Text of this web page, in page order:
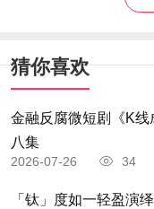
猜你喜欢
金融反腐微短剧《K线
八集
2026-07-26 34
「钛」度如一轻盈演绎 Silhouette